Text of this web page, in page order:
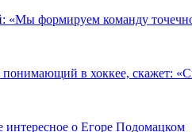
«Мы формируем команду
понимающий в хоккее, скажет:
интересное о Егоре Подомацком